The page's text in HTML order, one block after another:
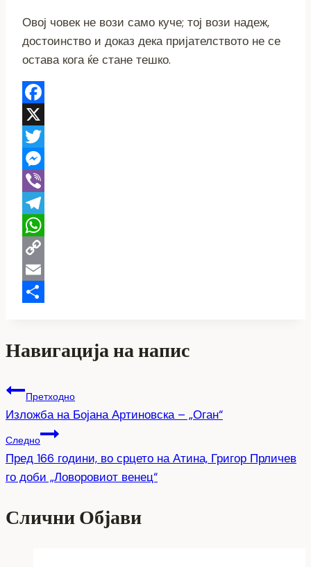
Овој човек не вози само куче; тој вози надеж,
достоинство и доказ дека пријателството не се
остава кога ќе стане тешко.
Facebook
X
Twitter
Messenger
Viber
Telegram
WhatsApp
Copy
Link
Email
Навигација на напис
Претходно
Изложба на Бојана Артиновска – „Оган“
Следно
Пред 166 години, во срцето на Атина, Григор Прличев
го доби „Ловоровиот венец“
Слични Објави